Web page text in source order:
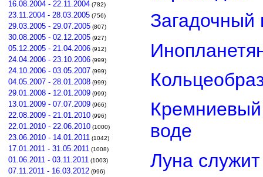
16.08.2004 - 22.11.2004 (782)
23.11.2004 - 28.03.2005 (756)
29.03.2005 - 29.07.2005 (807)
30.08.2005 - 02.12.2005 (927)
05.12.2005 - 21.04.2006 (912)
24.04.2006 - 23.10.2006 (999)
24.10.2006 - 03.05.2007 (999)
04.05.2007 - 28.01.2008 (999)
29.01.2008 - 12.01.2009 (999)
13.01.2009 - 07.07.2009 (966)
22.08.2009 - 21.01.2010 (996)
22.01.2010 - 22.06.2010 (1000)
23.06.2010 - 14.01.2011 (1042)
17.01.2011 - 31.05.2011 (1008)
01.06.2011 - 03.11.2011 (1003)
07.11.2011 - 16.03.2012 (996)
воде
Луна